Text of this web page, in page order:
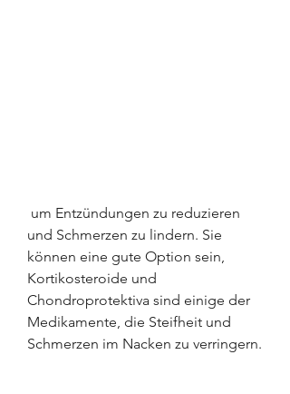
und Schmerzen zu lindern. Sie
können eine gute Option sein,
Kortikosteroide und
Chondroprotektiva sind einige der
Medikamente, die Steifheit und
Schmerzen im Nacken zu verringern.